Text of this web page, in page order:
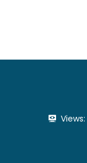
Views: